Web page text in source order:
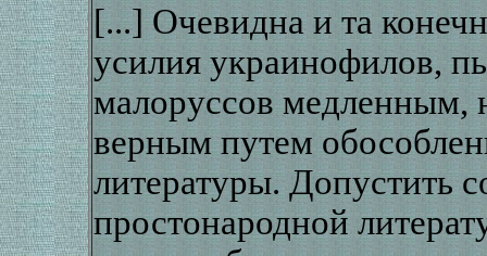
[...] Очевидна и та
усилия украинофилов,
малоруссов медленным,
верным путем
литературы. Допустить
простонародной